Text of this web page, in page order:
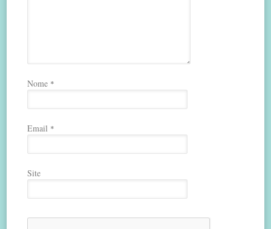
Nome *
Email *
Site